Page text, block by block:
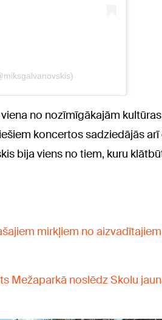
no nozīmīgākajām
koncertos sadziedājās arī
bija viens no tiem, kuru
mirkļiem no
Mežaparkā noslēdz Skolu